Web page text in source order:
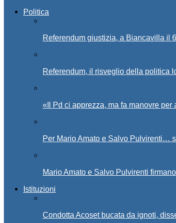
Politica
Referendum giustizia, a Biancavilla il
Referendum, il risveglio della politica
«Il Pd ci apprezza, ma fa manovre
Per Mario Amato e Salvo Pulvirenti…
Mario Amato e Salvo Pulvirenti
Istituzioni
Condotta Acoset bucata da ignoti,